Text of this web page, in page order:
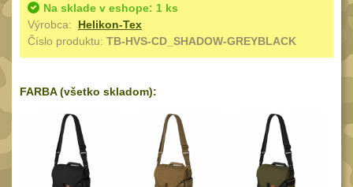
Speciální pouzdra III12
Pouzdra na láhev42
potřeby
Pouzdra na
lékárničku
Pouzdra na
elektroniku
Na sklade v eshope: 1 ks
Výrobca: Helikon-Tex
Číslo produktu: TB-HVS-CD_SHADOW-GREYBLACK
FARBA (všetko skladom):